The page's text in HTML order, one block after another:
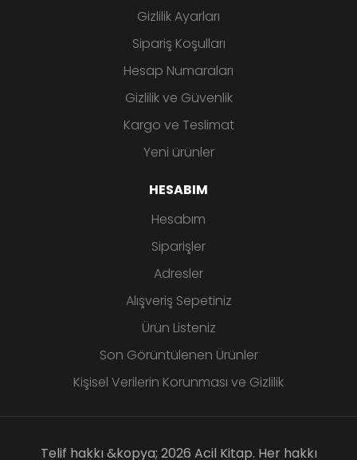
Gizlilik Ayarları
Sipariş Koşulları
Hesap Numaraları
Gizlilik ve Güvenlik
Kargo ve Teslimat
Yeni ürünler
HESABIM
Hesabım
Siparişler
Adresler
Alışveriş Sepetiniz
Ürün Listeniz
Son Görüntülenen Ürünler
Kişisel Verilerin Korunması ve Gizlilik
Telif hakkı &kopya; 2026 Acil Kitap. Her hakkı